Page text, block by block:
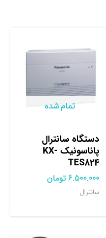
تمام شده
دستگاه سانترال
پاناسونیک KX-
TES824
6.500.000 تومان
سانترال